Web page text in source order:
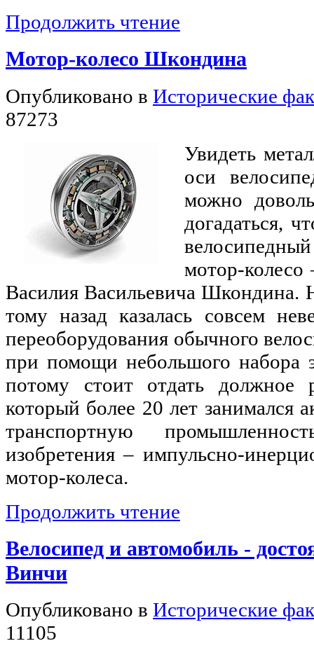
Продолжить чтение
Мотор-колесо Шкондина
Опубликовано в Исторические
87273
Увидеть
оси
можно
догадаться,
мотор-колесо
Василия Васильевича Шкондина.
тому назад казалась совсем
переоборудования обычного
при помощи небольшого набора
потому стоит отдать должное
который более 20 лет занимался
транспортную
изобретения – импульсно-
мотор-колеса.
Продолжить чтение
Велосипед и автомобиль -
Винчи
Опубликовано в Исторические
11105